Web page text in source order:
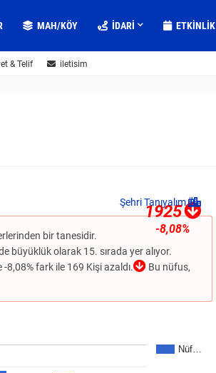
MAH/KÖY IDARI ETKINLIK
& Telif iletisim
1925
-8,08%
Şehri Tanıyalım
bir tanesidir.
büyüklük olarak 15. sırada yer alıyor.
8,08% fark ile 169 Kişi azaldı.
Bu nüfus,
Nüf…